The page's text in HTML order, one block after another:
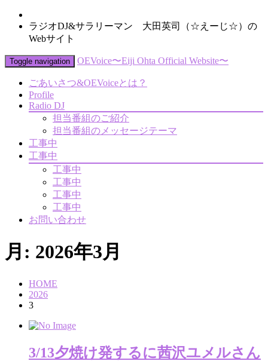
ラジオDJ&サラリーマン 大田英司（☆えーじ☆）の
Webサイト
Toggle navigation OEVoice〜Eiji Ohta Official Website〜
ごあいさつ&OEVoiceとは？
Profile
Radio DJ
担当番組のご紹介
担当番組のメッセージテーマ
工事中
工事中
工事中
工事中
工事中
工事中
お問い合わせ
月: 2026年3月
HOME
2026
3
3/13夕焼け発するに茜沢ユメルさん